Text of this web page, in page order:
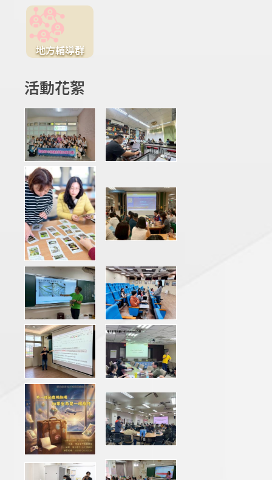
地方輔導群
活動花絮